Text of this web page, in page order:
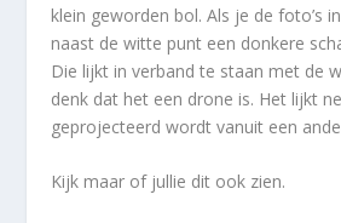
klein geworden bol. Als je de foto’s
naast de witte punt een donkere
Die lijkt in verband te staan met de
denk dat het een drone is. Het lijkt
geprojecteerd wordt vanuit een
Kijk maar of jullie dit ook zien.